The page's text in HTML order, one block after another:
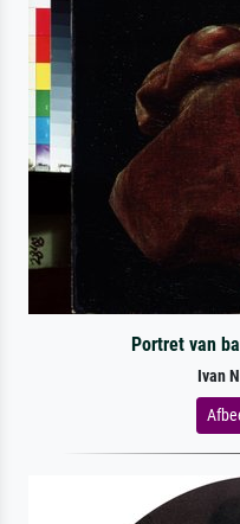
Portret van
Ivan